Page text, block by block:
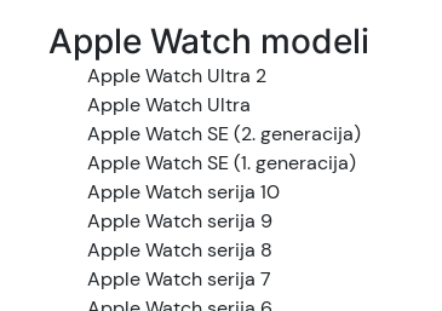
Apple Watch modeli
Apple Watch Ultra 2
Apple Watch Ultra
Apple Watch SE (2. generacija)
Apple Watch SE (1. generacija)
Apple Watch serija 10
Apple Watch serija 9
Apple Watch serija 8
Apple Watch serija 7